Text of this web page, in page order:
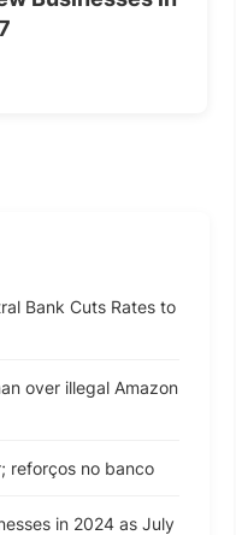
Bank Cuts Rates to
over illegal Amazon
reforços no banco
in 2024 as July